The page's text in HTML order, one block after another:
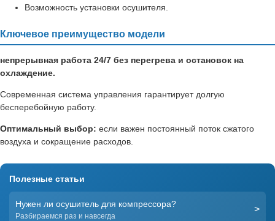
Возможность установки осушителя.
Ключевое преимущество модели
непрерывная работа 24/7 без перегрева и остановок на
охлаждение.
Современная система управления гарантирует долгую
бесперебойную работу.
Оптимальный выбор: если важен постоянный поток сжатого
воздуха и сокращение расходов.
Полезные статьи
Нужен ли осушитель для компрессора?
Разбираемся раз и навсегда
>